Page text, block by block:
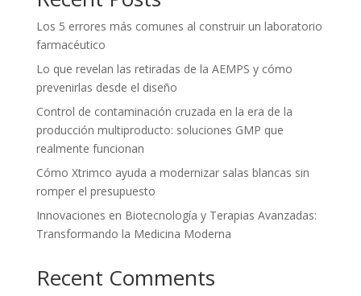
Los 5 errores más comunes al construir un laboratorio
farmacéutico
Lo que revelan las retiradas de la AEMPS y cómo
prevenirlas desde el diseño
Control de contaminación cruzada en la era de la
producción multiproducto: soluciones GMP que
realmente funcionan
Cómo Xtrimco ayuda a modernizar salas blancas sin
romper el presupuesto
Innovaciones en Biotecnología y Terapias Avanzadas:
Transformando la Medicina Moderna
Recent Comments